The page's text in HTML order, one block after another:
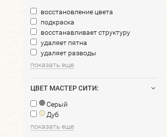
восстановление цвета
подкраска
восстанавливает структуру
удаляет пятна
удаляет разводы
показать еще
ЦВЕТ МАСТЕР СИТИ:
Серый
Дуб
показать еще